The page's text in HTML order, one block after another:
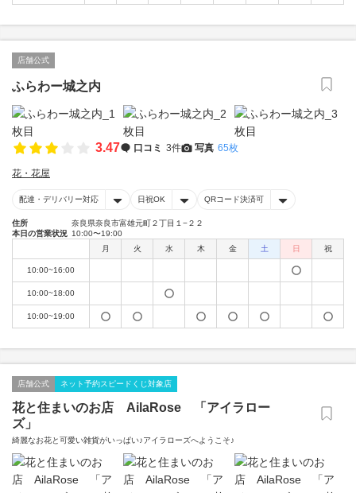
店舗公式
ふらわー城之内
3.47 口コミ 3件 写真 65枚
花・花屋
配達・デリバリー対応 日祝OK QRコード決済可
住所
奈良県奈良市富雄元町２丁目１−２２
本日の営業状況 10:00〜19:00
月
火 水 木 金 土 日 祝
10:00~16:00
10:00~18:00
10:00~19:00
店舗公式 ネット予約スピードくじ対象店
花と住まいのお店 AilaRose 「アイラロー
ズ」
綺麗なお花と可愛い雑貨がいっぱい♪アイラローズへようこそ♪